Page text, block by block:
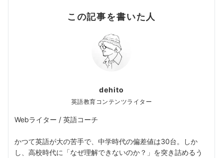
この記事を書いた人
dehito
英語教育コンテンツライター
Webライター / 英語コーチ
かつて英語が大の苦手で、中学時代の偏差値は30台。しか
し、高校時代に「なぜ理解できないのか？」を突き詰めるう